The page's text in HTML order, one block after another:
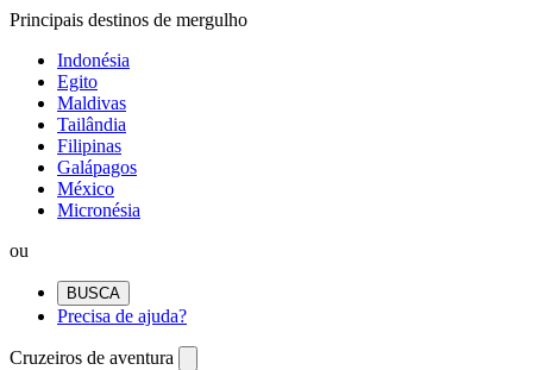
Principais destinos de mergulho
Indonésia
Egito
Maldivas
Tailândia
Filipinas
Galápagos
México
Micronésia
ou
BUSCA
Precisa de ajuda?
Cruzeiros de aventura